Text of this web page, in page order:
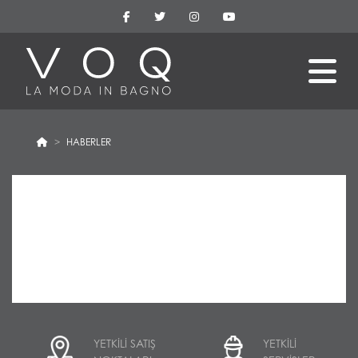
HABERLER
YETKİLİ SATIŞ
YETKİLİ